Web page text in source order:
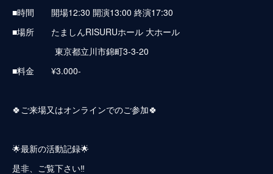
■時間 開場12:30 開演13:00 終演17:30
■場所 たましんRISURUホール 大ホール
東京都立川市錦町3-3-20
■料金 ¥3.000-
🍀ご来場又はオンラインでのご参加🍀
🌟最新の活動記録🌟
是非、ご覧下さい‼️